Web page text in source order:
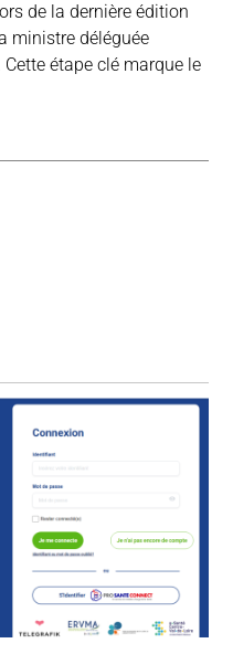
de la dernière édition
ministre déléguée
étape clé marque le